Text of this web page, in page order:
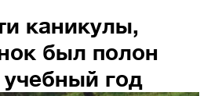
каникулы,
был полон
год